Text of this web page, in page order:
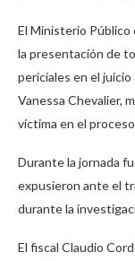
El Ministerio Público
la presentación de
periciales en el
Vanessa Chevalier,
víctima en el
Durante la jornada
expusieron ante el
durante la
El fiscal Claudio